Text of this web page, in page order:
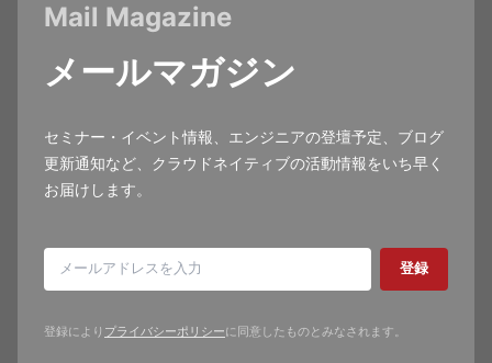
Mail Magazine
メールマガジン
セミナー・イベント情報、エンジニアの登壇予定、ブログ
更新通知など、クラウドネイティブの活動情報をいち早く
お届けします。
登録
登録により プライバシーポリシーに同意したものとみなされます。